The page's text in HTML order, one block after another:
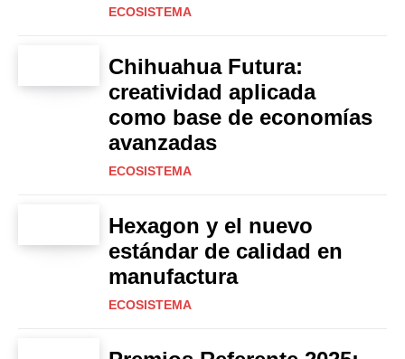
ECOSISTEMA
Chihuahua Futura:
creatividad aplicada
como base de economías
avanzadas
ECOSISTEMA
Hexagon y el nuevo
estándar de calidad en
manufactura
ECOSISTEMA